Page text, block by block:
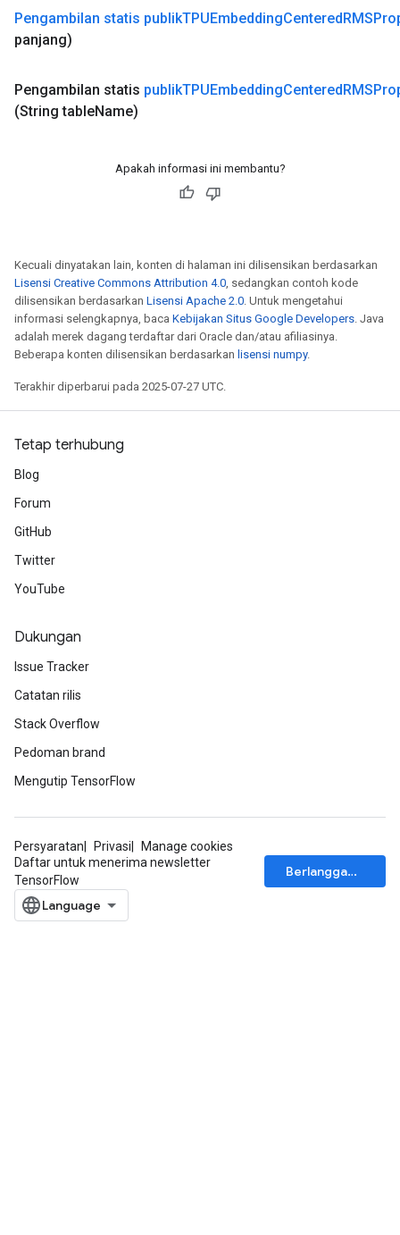
Pengambilan statis publikTPUEmbeddingCentered
panjang)
Pengambilan statis publikTPUEmbeddingCentered
(String tableName)
Apakah informasi ini membantu?
Kecuali dinyatakan lain, konten di halaman ini dilisensikan berdasarkan
Lisensi Creative Commons Attribution 4.0, sedangkan contoh kode
dilisensikan berdasarkan Lisensi Apache 2.0. Untuk mengetahui
informasi selengkapnya, baca Kebijakan Situs Google Developers. Java
adalah merek dagang terdaftar dari Oracle dan/atau afiliasinya.
Beberapa konten dilisensikan berdasarkan lisensi numpy.
Terakhir diperbarui pada 2025-07-27 UTC.
Tetap terhubung
Blog
Forum
GitHub
Twitter
YouTube
Dukungan
Issue Tracker
Catatan rilis
Stack Overflow
Pedoman brand
Mengutip TensorFlow
Persyaratan Privasi
Manage cookies
Daftar untuk menerima newsletter
TensorFlow
Berlangganan